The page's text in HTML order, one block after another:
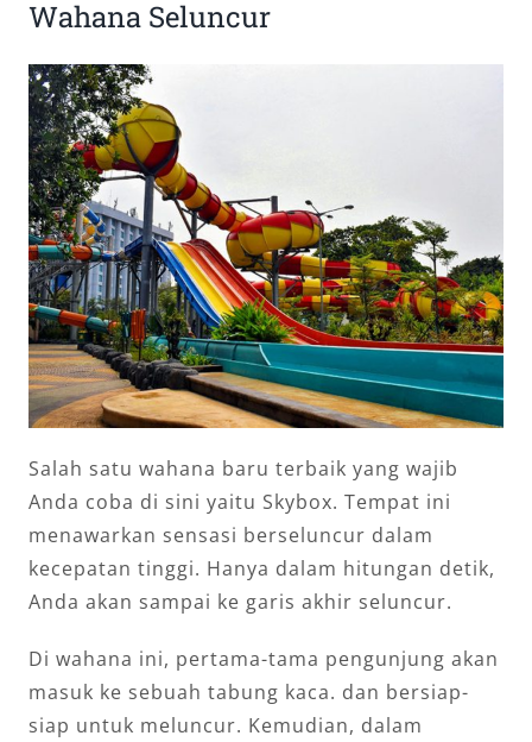
Wahana Seluncur
Salah satu wahana baru terbaik yang wajib
Anda coba di sini yaitu Skybox. Tempat ini
menawarkan sensasi berseluncur dalam
kecepatan tinggi. Hanya dalam hitungan detik,
Anda akan sampai ke garis akhir seluncur.
Di wahana ini, pertama-tama pengunjung akan
masuk ke sebuah tabung kaca. dan bersiap-
siap untuk meluncur. Kemudian, dalam